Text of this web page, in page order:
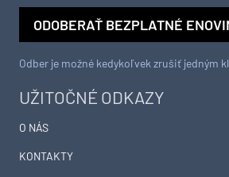
UŽITOČNÉ ODKAZY
O NÁS
KONTAKTY
ODOBERAŤ BEZPLATNÉ
Odber je možné kedykoľvek zrušiť jedným